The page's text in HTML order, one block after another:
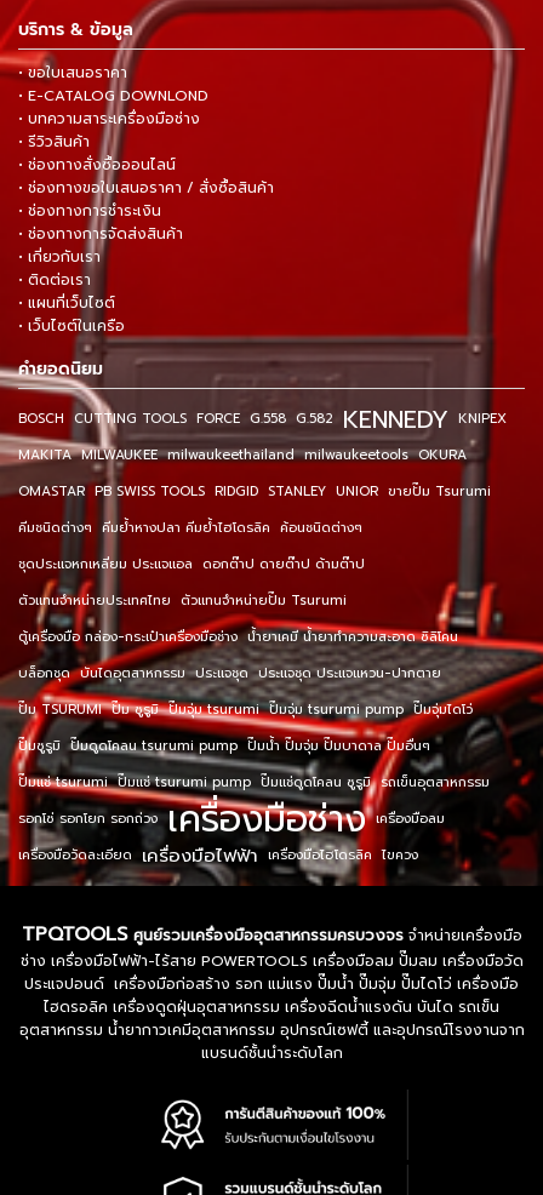
บริการ & ข้อมูล
• ขอใบเสนอราคา
• E-CATALOG DOWNLOND
• บทความสาระเครื่องมือช่าง
• รีวิวสินค้า
• ช่องทางสั่งซื้อออนไลน์
• ช่องทางขอใบเสนอราคา / สั่งซื้อสินค้า
• ช่องทางการชำระเงิน
• ช่องทางการจัดส่งสินค้า
• เกี่ยวกับเรา
• ติดต่อเรา
• แผนที่เว็บไซต์
• เว็บไซต์ในเครือ
คำยอดนิยม
BOSCH CUTTING TOOLS FORCE G.558 G.582 KENNEDY KNIPEX
MAKITA MILWAUKEE milwaukeethailand milwaukeetools OKURA
OMASTAR PB SWISS TOOLS RIDGID STANLEY UNIOR ขายปั๊ม Tsurumi
คีมชนิดต่างๆ คีมย้ำหางปลา คีมย้ำไฮโดรลิค ค้อนชนิดต่างๆ
ชุดประแจหกเหลี่ยม ประแจแอล ดอกต๊าป ดายต๊าป ด้ามต๊าป
ตัวแทนจำหน่ายประเทศไทย ตัวแทนจำหน่ายปั๊ม Tsurumi
ตู้เครื่องมือ กล่อง-กระเป๋าเครื่องมือช่าง น้ำยาเคมี น้ำยาทำความสะอาด ซิลิโคน
บล็อกชุด บันไดอุตสาหกรรม ประแจชุด ประแจชุด ประแจแหวน-ปากตาย
ปั๊ม TSURUMI ปั๊ม ซูรูมิ ปั๊มจุ่ม tsurumi ปั๊มจุ่ม tsurumi pump ปั๊มจุ่มไดโว่
ปั๊มซูรูมิ ปั๊มดูดโคลน tsurumi pump ปั๊มน้ำ ปั๊มจุ่ม ปั๊มบาดาล ปั๊มอื่นๆ
ปั๊มแช่ tsurumi ปั๊มแช่ tsurumi pump ปั๊มแช่ดูดโคลน ซูรูมิ รถเข็นอุตสาหกรรม
รอกโซ่ รอกโยก รอกถ่วง เครื่องมือช่าง เครื่องมือลม
เครื่องมือวัดละเอียด เครื่องมือไฟฟ้า เครื่องมือไฮโดรลิค ไขควง
TPQTOOLS ศูนย์รวมเครื่องมืออุตสาหกรรมครบวงจรจำหน่ายเครื่องมือ
ช่าง เครื่องมือไฟฟ้า-ไร้สาย POWERTOOLS เครื่องมือลม ปั๊มลม เครื่องมือวัด
ประแจปอนด์ เครื่องมือก่อสร้าง รอก แม่แรง ปั๊มน้ำ ปั๊มจุ่ม ปั๊มไดโว่ เครื่องมือ
ไฮดรอลิค เครื่องดูดฝุ่นอุตสาหกรรม เครื่องฉีดน้ำแรงดัน บันได รถเข็น
อุตสาหกรรม น้ำยากาวเคมีอุตสาหกรรม อุปกรณ์เซฟตี้ และอุปกรณ์โรงงานจาก
แบรนด์ชั้นนำระดับโลก